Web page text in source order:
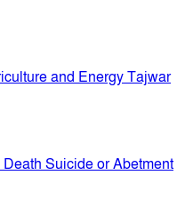
and Energy Tajwar
Suicide or Abetment